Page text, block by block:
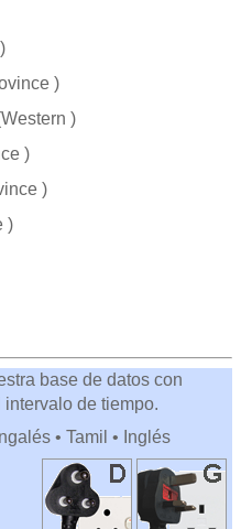
)
)
)
)
)
base de datos con
de tiempo.
• Tamil • Inglés